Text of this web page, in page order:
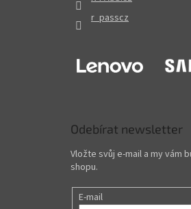
r_passcz
Odebírat newsletter
Vložte svůj e-mail a my vám
shopu.
E-mail